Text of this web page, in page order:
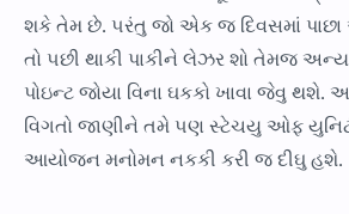
શકે તેમ છે. ૫રંતુ જો એક જ દિવસમાં પાછા
તો ૫છી થાકી પાકીને લેઝર શો તેમજ
પોઇન્ટ જોયા વિના ઘકકો ખાવા જેવુ
વિગતો જાણીને તમે ૫ણ સ્ટેચયુ ઓફ
આયોજન મનોમન નકકી કરી જ દીઘુ હશે.